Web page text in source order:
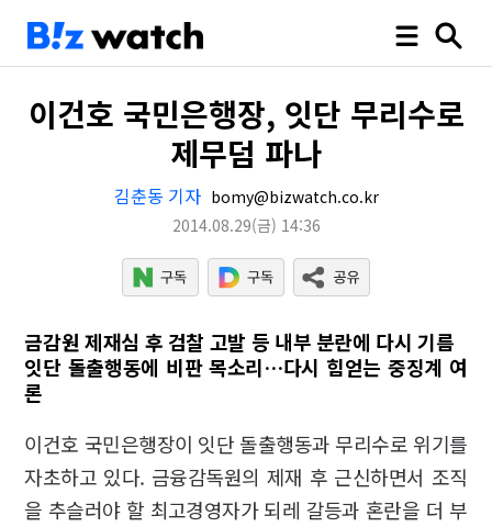
이건호 국민은행장, 잇단 무리수로
제무덤 파나
김춘동 기자 bomy@bizwatch.co.kr
2014.08.29(금) 14:36
금감원 제재심 후 검찰 고발 등 내부 분란에 다시 기름
잇단 돌출행동에 비판 목소리…다시 힘얻는 중징계 여
론
이건호 국민은행장이 잇단 돌출행동과 무리수로 위기를
자초하고 있다. 금융감독원의 제재 후 근신하면서 조직
을 추슬러야 할 최고경영자가 되레 갈등과 혼란을 더 부